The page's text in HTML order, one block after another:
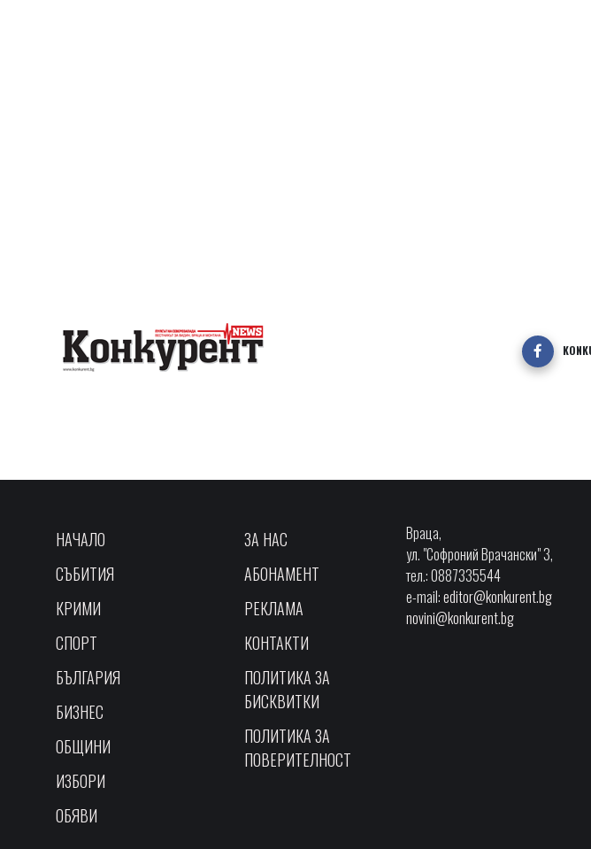
НАЧАЛО
СЪБИТИЯ
КРИМИ
СПОРТ
БЪЛГАРИЯ
БИЗНЕС
ОБЩИНИ
ИЗБОРИ
ОБЯВИ
ЗА НАС
АБОНАМЕНТ
РЕКЛАМА
КОНТАКТИ
ПОЛИТИКА ЗА
БИСКВИТКИ
ПОЛИТИКА ЗА
ПОВЕРИТЕЛНОСТ
Враца,
ул. "Софроний Врачански" 3,
тел.: 0887335544
e-mail:editor@konkurent.bg
novini@konkurent.bg